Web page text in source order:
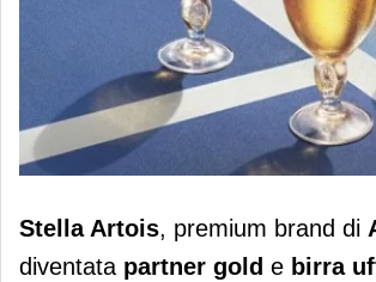
Stella Artois è la birra
dell’Atp Tour fino al 2028
Stella Artois, premium brand di
diventata partner gold e birra